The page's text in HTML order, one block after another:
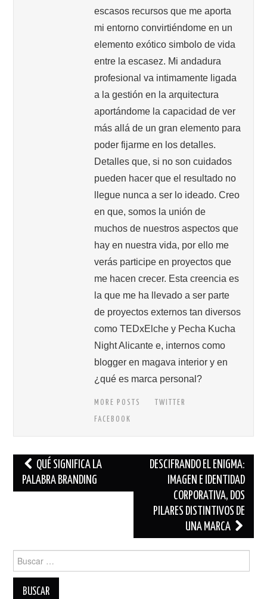
escasos recursos que me aporta
mi entorno convirtiéndome en un
elemento exótico simbolo de vida
entre la escasez. Mi andadura
profesional va intimamente ligada
a la gestión en la arquitectura
aportándome la capacidad de ver
más allá de un gran elemento para
poder fijarme en los detalles.
Detalles que, si no son cuidados
pueden hacer que el resultado no
llegue nunca a ser lo ideado. Creo
en que, somos la unión de
muchos de nuestros aspectos que
hay en nuestra vida, por ello me
verás participe en proyectos que
me hacen crecer. Esta creencia es
la que me ha llevado a ser parte
de proyectos externos tan diversos
como TEDxElche y Pecha Kucha
Night Alicante e, internos como
blogger en magava interior y en
¿qué es marca personal?
MORE POSTS
TWITTER
FACEBOOK
Navegación
de
QUÉ SIGNIFICA LA
PALABRA BRANDING
DESCIFRANDO EL ENIGMA:
IMAGEN E IDENTIDAD
CORPORATIVA, DOS
PILARES DISTINTIVOS DE
UNA MARCA